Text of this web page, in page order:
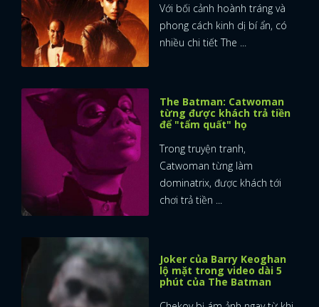
Với bối cảnh hoành tráng và
phong cách kinh dị bí ẩn, có
nhiều chi tiết The ...
The Batman: Catwoman
từng được khách trả tiền
để "tẩm quất" họ
Trong truyện tranh,
Catwoman từng làm
dominatrix, được khách tới
chơi trả tiền ...
Joker của Barry Keoghan
lộ mặt trong video dài 5
phút của The Batman